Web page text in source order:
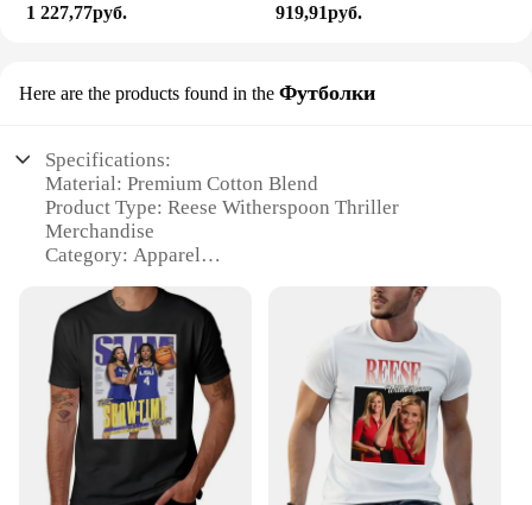
1 227,77руб. 919,91руб.
Here are the products found in the Футболки
Specifications:
Material: Premium Cotton Blend
Product Type: Reese Witherspoon Thriller
Merchandise
Category: Apparel
Usage and Purpose: Casual Wear, Fan Apparel
Typical Adaptive Scenario: Movie Nights, Fan
Events, Casual Outings
Performance and Property: Durable, Comfortable Fit
Features:
**Unmatched Comfort and Style**
Step into the world of suspense with our Reese
Witherspoon thriller merchandise, crafted from a